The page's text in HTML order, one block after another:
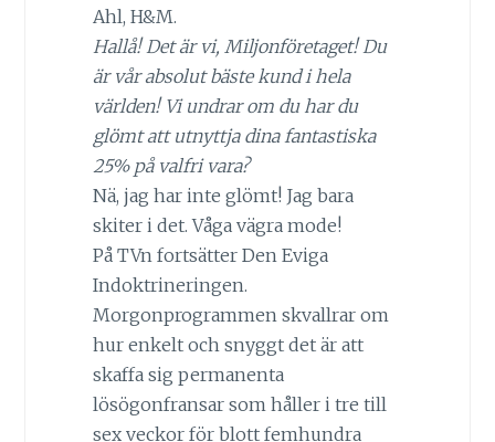
Ahl, H&M.
Hallå! Det är vi, Miljonföretaget! Du
är vår absolut bäste kund i hela
världen! Vi undrar om du har du
glömt att utnyttja dina fantastiska
25% på valfri vara?
Nä, jag har inte glömt! Jag bara
skiter i det. Våga vägra mode!
På TVn fortsätter Den Eviga
Indoktrineringen.
Morgonprogrammen skvallrar om
hur enkelt och snyggt det är att
skaffa sig permanenta
lösögonfransar som håller i tre till
sex veckor för blott femhundra